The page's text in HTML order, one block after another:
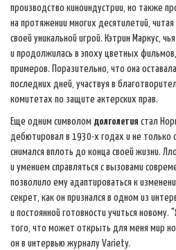
производство киноиндустрии, но также
на протяжении многих десятилетий,
своей уникальной игрой. Кэтрин Маркус,
и продолжилась в эпоху цветных
примеров. Поразительно, что она
последних дней, участвуя в
комитетах по защите актерских прав.
Еще одним символом долголетия стал
дебютировал в 1930-х годах и не только
снимался вплоть до конца своей жизни.
и умением справляться с вызовами
позволило ему адаптироваться к
секрет, как он признался в одном из
и постоянной готовности учиться новому.
того, что может открыть для меня мир
он в интервью журналу Variety.